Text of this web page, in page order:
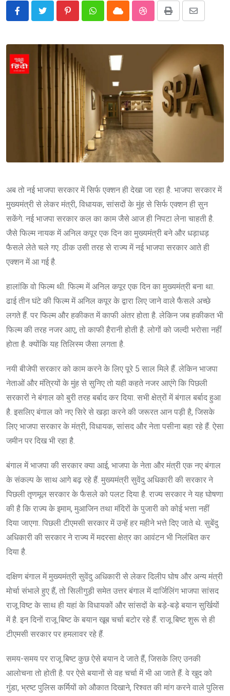
PinterestWhatsappCloud StumbleUpon
Print
Share
Email
अब तो नई भाजपा सरकार में सिर्फ एक्शन ही देखा जा रहा है. भाजपा सरकार में
मुख्यमंत्री से लेकर मंत्री, विधायक, सांसदों के मुंह से सिर्फ एक्शन ही सुन
सकेंगे. नई भाजपा सरकार कल का काम जैसे आज ही निपटा लेना चाहती है.
जैसे फिल्म नायक में अनिल कपूर एक दिन का मुख्यमंत्री बने और धड़ाधड़
फैसले लेते चले गए. ठीक उसी तरह से राज्य में नई भाजपा सरकार आते ही
एक्शन में आ गई है.
हालांकि वो फिल्म थी. फिल्म में अनिल कपूर एक दिन का मुख्यमंत्री बना था.
ढाई तीन घंटे की फिल्म में अनिल कपूर के द्वारा लिए जाने वाले फैसले अच्छे
लगते हैं. पर फिल्म और हकीकत में काफी अंतर होता है. लेकिन जब हकीकत भी
फिल्म की तरह नजर आए, तो काफी हैरानी होती है. लोगों को जल्दी भरोसा नहीं
होता है. क्योंकि यह तिलिस्म जैसा लगता है.
नयी बीजेपी सरकार को काम करने के लिए पूरे 5 साल मिले हैं. लेकिन भाजपा
नेताओं और मंत्रियों के मुंह से सुनिए तो यही कहते नजर आएंगे कि पिछली
सरकारों ने बंगाल को बुरी तरह बर्बाद कर दिया. सभी क्षेत्रों में बंगाल बर्बाद हुआ
है. इसलिए बंगाल को नए सिरे से खड़ा करने की जरूरत आन पड़ी है, जिसके
लिए भाजपा सरकार के मंत्री, विधायक, सांसद और नेता पसीना बहा रहे हैं. ऐसा
जमीन पर दिख भी रहा है.
बंगाल में भाजपा की सरकार क्या आई, भाजपा के नेता और मंत्री एक नए बंगाल
के संकल्प के साथ आगे बढ़ रहे हैं. मुख्यमंत्री सुवेंदु अधिकारी की सरकार ने
पिछली तृणमूल सरकार के फैसले को पलट दिया है. राज्य सरकार ने यह घोषणा
की है कि राज्य के इमाम, मुआजिन तथा मंदिरों के पुजारी को कोई भत्ता नहीं
दिया जाएगा. पिछली टीएमसी सरकार में उन्हें हर महीने भत्ते दिए जाते थे. सुबेंदु
अधिकारी की सरकार ने राज्य में मदरसा क्षेत्र का आवंटन भी निलंबित कर
दिया है.
दक्षिण बंगाल में मुख्यमंत्री सुवेंदु अधिकारी से लेकर दिलीप घोष और अन्य मंत्री
मोर्चा संभाले हुए हैं, तो सिलीगुड़ी समेत उत्तर बंगाल में दार्जिलिंग भाजपा सांसद
राजू विष्ट के साथ ही यहां के विधायकों और सांसदों के बड़े-बड़े बयान सुर्खियों
में है. इन दिनों राजू बिष्ट के बयान खूब चर्चा बटोर रहे हैं. राजू बिष्ट शुरू से ही
टीएमसी सरकार पर हमलावर रहे हैं.
समय-समय पर राजू बिष्ट कुछ ऐसे बयान दे जाते हैं, जिसके लिए उनकी
आलोचना तो होती है. पर ऐसे बयानों से वह चर्चा में भी आ जाते हैं. वे खुद को
गुंडा, भ्रष्ट पुलिस कर्मियों को औकात दिखाने, रिश्वत की मांग करने वाले पुलिस